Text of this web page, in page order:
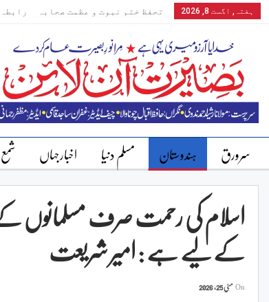
ہفتہ, اگست 8, 2026 تحفظ ختم نبوت و عظمت صحابہ
سرورق ہندوستان مسلم دنیا اخبارجہاں
اسلام کی رحمت صرف مسلمانوں
کے لیے ہے : امیر شریعت
Onمئی 25, 2026